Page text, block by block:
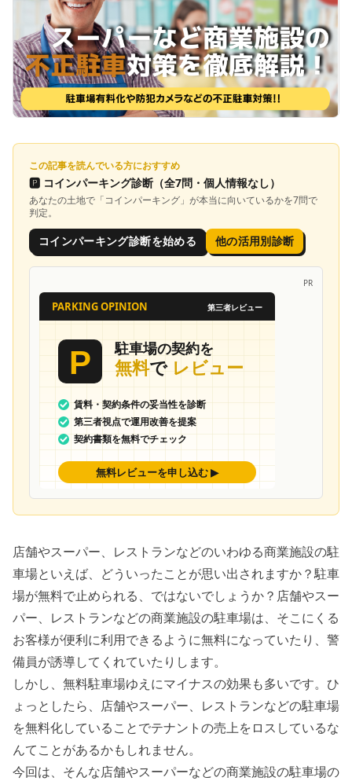
この記事を読んでいる方におすすめ
🅿️ コインパーキング診断 （全7問・個人情報なし）
あなたの土地で「コインパーキング 」が本当に向いているかを7問で
判定。
コインパーキング診断を始める 他の活用別診断
PR
店舗やスーパー、レストランなどのいわゆる商業施設の駐
車場といえば、どういったことが思い出されますか？駐車
場が無料で止められる、ではないでしょうか？店舗やスー
パー、レストランなどの商業施設の駐車場は、そこにくる
お客様が便利に利用できるように無料になっていたり、警
備員が誘導してくれていたりします。
しかし、無料駐車場ゆえにマイナスの効果も多いです。ひ
ょっとしたら、店舗やスーパー、レストランなどの駐車場
を無料化していることでテナントの売上をロスしているな
んてことがあるかもしれません。
今回は、そんな店舗やスーパーなどの商業施設の駐車場の